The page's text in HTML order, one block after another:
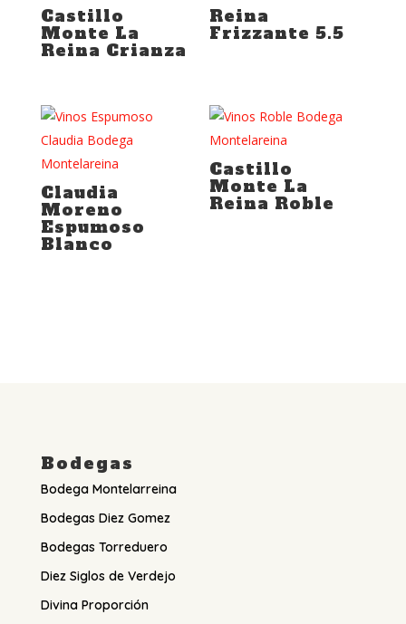
Castillo
Monte La
Reina Crianza
Reina
Frizzante 5.5
Claudia
Moreno
Espumoso
Blanco
Castillo
Monte La
Reina Roble
Bodegas
Bodega Montelarreina
Bodegas Diez Gomez
Bodegas Torreduero
Diez Siglos de Verdejo
Divina Proporción